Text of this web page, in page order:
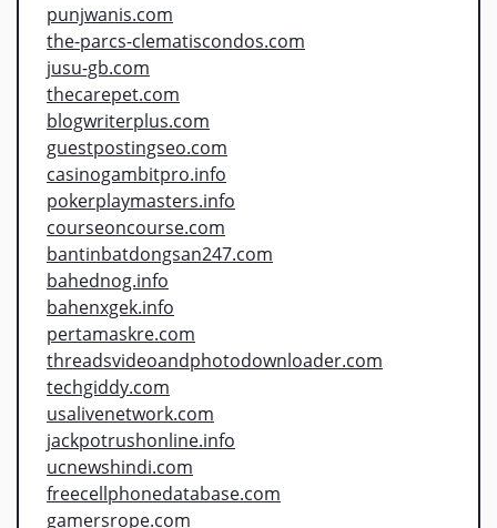
punjwanis.com
the-parcs-clematiscondos.com
jusu-gb.com
thecarepet.com
blogwriterplus.com
guestpostingseo.com
casinogambitpro.info
pokerplaymasters.info
courseoncourse.com
bantinbatdongsan247.com
bahednog.info
bahenxgek.info
pertamaskre.com
threadsvideoandphotodownloader.com
techgiddy.com
usalivenetwork.com
jackpotrushonline.info
ucnewshindi.com
freecellphonedatabase.com
gamersrope.com